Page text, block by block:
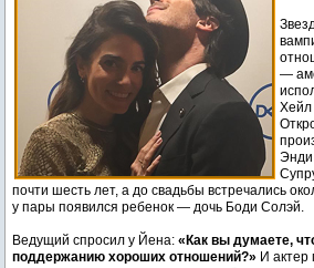
—
Хейл
Энди
почти шесть лет, а до свадьбы встречались
у пары появился ребенок — дочь Боди Солэй.
Ведущий спросил у Йена: «Как вы думаете,
поддержанию хороших отношений?» И актер